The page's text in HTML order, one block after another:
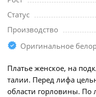
Статус
Производство
Оригинальное
Платье женское, на
талии. Перед лифа
области горловины. По